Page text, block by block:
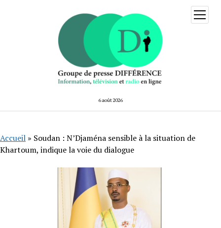
6 août 2026
ouvrir
menu
Accueil » Soudan : N’Djaména sensible à la situation de
Khartoum, indique la voie du dialogue